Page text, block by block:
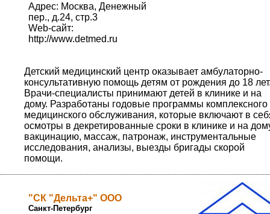
Адрес: Москва, Денежный
пер., д.24, стр.3
Web-сайт:
http://www.detmed.ru
Детский медицинский центр оказывает амбулаторно-
консультативную помощь детям от рождения до 18
Врачи-специалисты принимают детей в клинике и на
дому. Разработаны годовые программы комплексного
медицинского обслуживания, которые включают в
осмотры в декретированные сроки в клинике и на
вакцинацию, массаж, патронаж, инструментальные
исследования, анализы, выезды бригады скорой
помощи.
"СК "Дельта+" ООО
Санкт-Петербург